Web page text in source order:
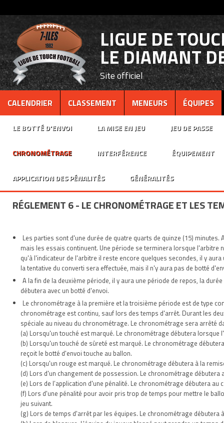
LIGUE DE
LE DIAMANT
Site officiel
CALENDRIER CLASSEMENT MENEURS ÉQUIPES
LE BOTTÉ D'ENVOI LA MISE EN JEU JEU DE PASSE
CHRONOMÉTRAGE INTERFÉRENCE ÉQUIPEMENT
APPLICATION DES PÉNALITÉS GÉNÉRALITÉS
RÉGLEMENT 6 - LE CHRONOMÉTRAGE ET LES
Les parties sont d'une durée de quatre quarts de quinze (15)
mais les essais continuent. Une période se terminera lorsque l'arbitre
qu'à l'indicateur de l'arbitre il reste encore quelques secondes, il y
la tentative du converti sera effectuée, mais il n'y aura pas de botté
A la fin de la deuxième période, il y aura une période de repos, la
débutera avec un botté d'envoi.
Le chronométrage à la première et la troisième période est de type
chronométrage est continu, sauf lors des temps d'arrêt. Durant les
spéciale au niveau du chronométrage. Le chronométrage sera arrêté
(a) Lorsqu'un touché est marqué. Le chronométrage débutera
(b) Lorsqu'un touché de sûreté est marqué. Le chronométrage
reçoit le botté d'envoi touche au ballon.
(c) Lorsqu'un rouge est marqué. Le chronométrage débutera à la
(d) Lors d'un changement de possession. Le chronométrage
(e) Lors de l’application d'une pénalité. Le chronométrage débutera
(f) Lors d'une pénalité pour avoir pris trop de temps pour mettre le
jeu suivant.
(g) Lors de temps d'arrêt par les équipes. Le chronométrage